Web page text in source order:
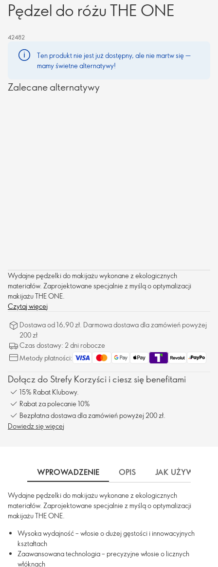
Pędzel do różu THE ONE
42482
Ten produkt nie jest już dostępny, ale nie martw się —
mamy świetne alternatywy!
Zalecane alternatywy
Wydajne pędzelki do makijażu wykonane z ekologicznych
materiałów. Zaprojektowane specjalnie z myślą o optymalizacji
makijażu THE ONE.
Czytaj więcej
Dostawa od 16,90 zł. Darmowa dostawa dla zamówień powyżej
200 zł
Czas dostawy: 2 dni robocze
Metody płatności:
Dołącz do Strefy Korzyści i ciesz się benefitami
15% Rabat Klubowy.
Rabat za polecanie 10%
Bezpłatna dostawa dla zamówień powyżej 200 zł.
Dowiedz się więcej
WPROWADZENIE OPIS JAK UŻYWAĆ
Wydajne pędzelki do makijażu wykonane z ekologicznych
materiałów. Zaprojektowane specjalnie z myślą o optymalizacji
makijażu THE ONE.
Wysoka wydajność – włosie o dużej gęstości i innowacyjnych
kształtach
Zaawansowana technologia – precyzyjne włosie o licznych
włóknach